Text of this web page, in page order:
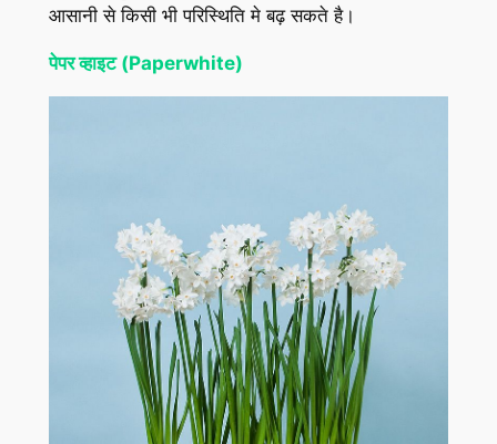
आसानी से किसी भी परिस्थिति मे बढ़ सकते है।
पेपर व्हाइट (Paperwhite)